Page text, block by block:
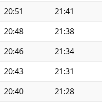
20:51 21:41
20:48 21:38
20:46 21:34
20:43 21:31
20:40 21:28